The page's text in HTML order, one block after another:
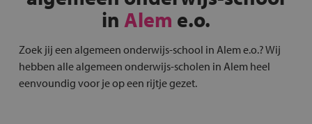
in Alem e.o.
Zoek jij een algemeen onderwijs-school in Alem e.o.? Wij
hebben alle algemeen onderwijs-scholen in Alem heel
eenvoundig voor je op een rijtje gezet.